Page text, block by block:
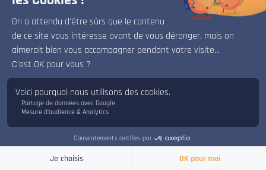
créatives sur la société, ISART forme des
étudiants compétents, ouverts et ancrés dans
la réalité professionnelle. L’école révèle leur
singularité dans un environnement
collaboratif, créatif, technologique et
profondément humain.
ISART offre ainsi un cadre propice à la
créativité et à l’épanouissement de ses
Bonjour, bienvenue sur le chat d'ISART Digital.
Je suis là pour répondre à vos questions.